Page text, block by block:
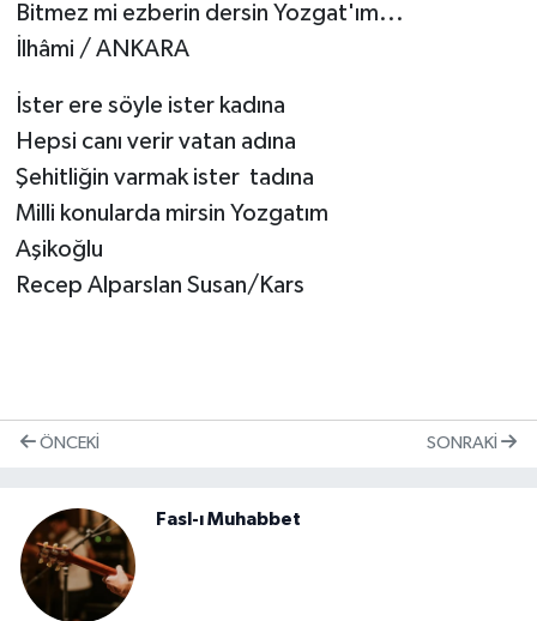
Bitmez mi ezberin dersin Yozgat'ım...
İlhâmi / ANKARA
İster ere söyle ister kadına
Hepsi canı verir vatan adına
Şehitliğin varmak ister tadına
Milli konularda mirsin Yozgatım
Aşikoğlu
Recep Alparslan Susan/Kars
ÖNCEKI SONRAKI
Fasl-ı Muhabbet